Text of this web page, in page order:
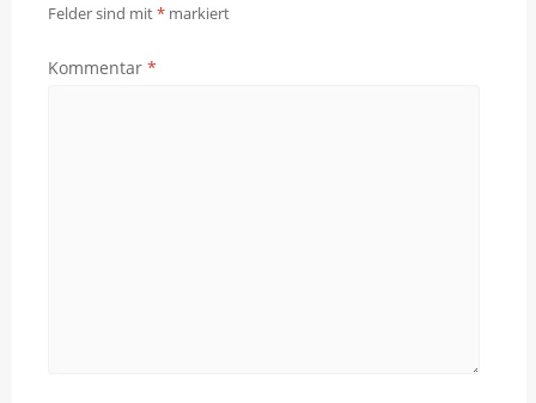
Felder sind mit* markiert
Kommentar *